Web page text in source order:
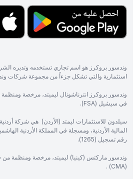
وندسور بروكرز هو اسم تجاري تستخدمه وتديره
استثمارية والتي تشكل جزءاً من مجموعة شركات
وندسور بروكرز انترناشونال ليميتد، مرخصة ومنظمة
في سيشيل (FSA).
سيلدون للاستثمارات ليمتد (الأردن) هي شركة
المالية الأردنية، ومسجلة في المملكة الأردنية
رقم تسجيل (1265).
وندسور ماركتس (كينيا) ليميتد، مرخصة ومنظمة من
(CMA) .